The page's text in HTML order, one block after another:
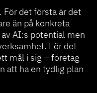
För det första är det
än på konkreta
AI:s potential men
För det
mål i sig – företag
att ha en tydlig plan